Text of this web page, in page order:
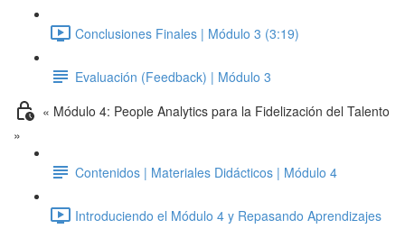
Conclusiones Finales | Módulo 3 (3:19)
Evaluación (Feedback) | Módulo 3
« Módulo 4: People Analytics para la Fidelización del Talento
»
Contenidos | Materiales Didácticos | Módulo 4
Introduciendo el Módulo 4 y Repasando Aprendizajes